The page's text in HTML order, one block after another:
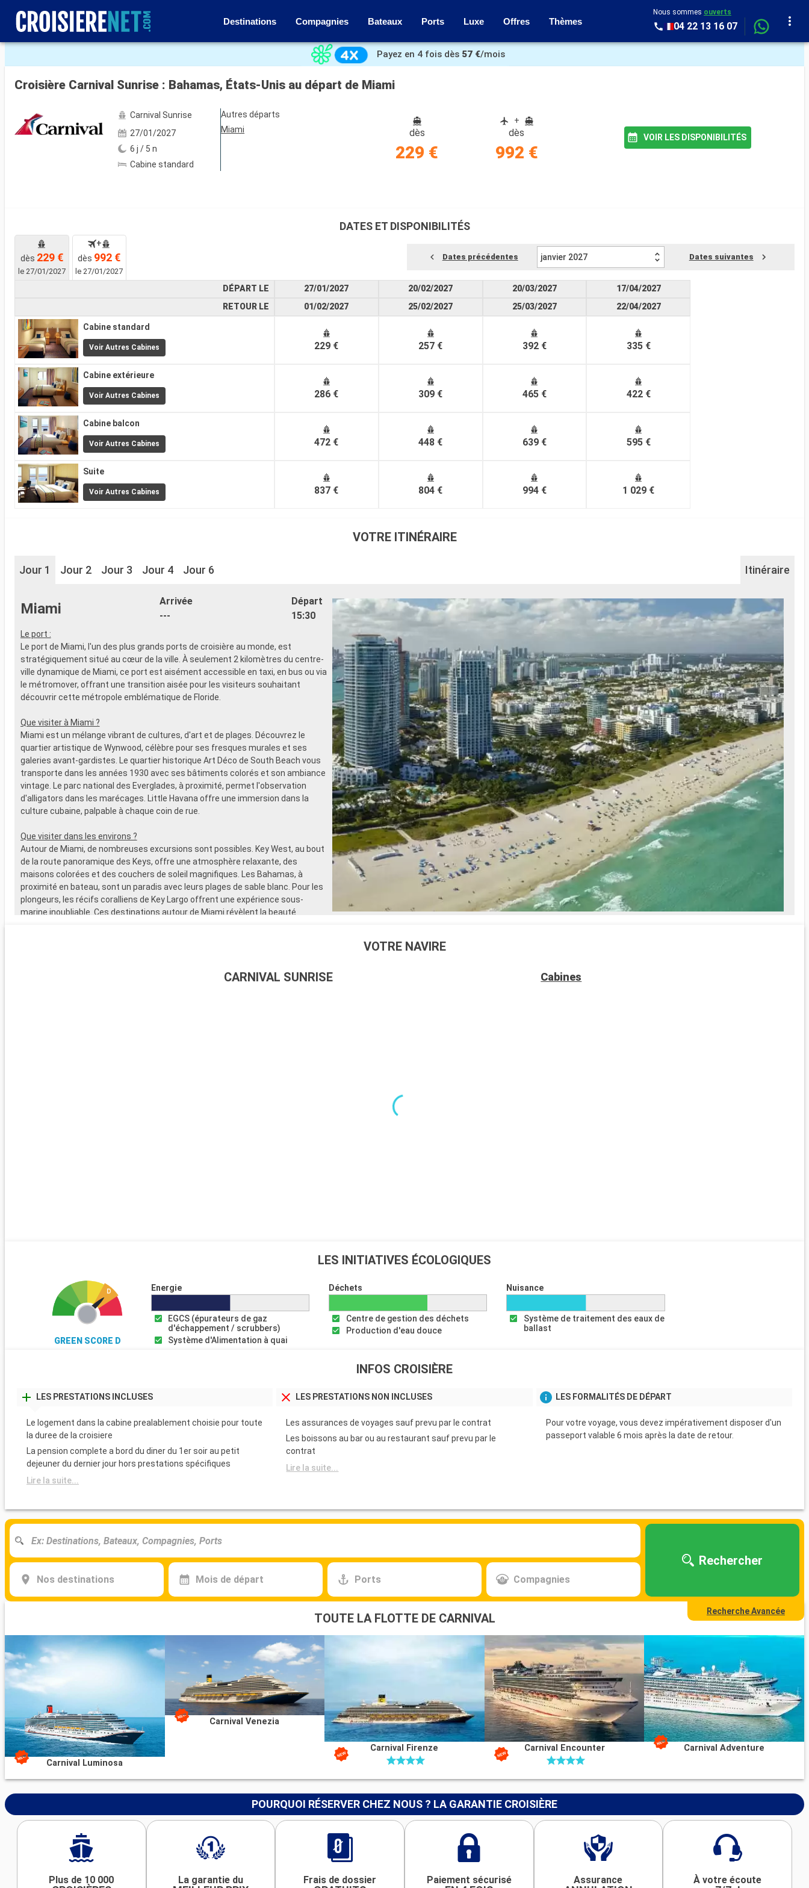
Destinations Compagnies Bateaux Ports Luxe Offres Thèmes
Nous sommes ouverts
04 22 13 16 07
Voir les 4 autres photos
Payez en 4 fois dès57 €/mois
Croisière Carnival Sunrise : Bahamas, États-Unis au départ de Miami
Carnival Sunrise
27/01/2027
6 j / 5 n
Cabine standard
Autres départs
Miami
dès
229 €
+
dès
992 €
VOIR LES DISPONIBILITÉS
DATES ET DISPONIBILITÉS
dès 229 €
le 27/01/2027
+
dès 992 €
le 27/01/2027
Dates précédentes janvier 2027 Dates suivantes
DÉPART LE
RETOUR LE
Cabine standard
Voir Autres Cabines
Cabine extérieure
Voir Autres Cabines
Cabine balcon
Voir Autres Cabines
Suite
Voir Autres Cabines
27/01/2027
01/02/2027
229 €
286 €
472 €
837 €
20/02/2027
25/02/2027
257 €
309 €
448 €
804 €
20/03/2027
25/03/2027
392 €
465 €
639 €
994 €
17/04/2027
22/04/2027
335 €
422 €
595 €
1 029 €
VOTRE ITINÉRAIRE
Jour 1 Jour 2 Jour 3 Jour 4 Jour 6 Itinéraire
Miami
Arrivée
---
Départ
15:30
Le port :
Le port de Miami, l'un des plus grands ports de croisière au monde, est
stratégiquement situé au cœur de la ville. À seulement 2 kilomètres du centre-
ville dynamique de Miami, ce port est aisément accessible en taxi, en bus ou via
le métromover, offrant une transition aisée pour les visiteurs souhaitant
découvrir cette métropole emblématique de Floride.
Que visiter à Miami ?
Miami est un mélange vibrant de cultures, d'art et de plages. Découvrez le
quartier artistique de Wynwood, célèbre pour ses fresques murales et ses
galeries avant-gardistes. Le quartier historique Art Déco de South Beach vous
transporte dans les années 1930 avec ses bâtiments colorés et son ambiance
vintage. Le parc national des Everglades, à proximité, permet l'observation
d'alligators dans les marécages. Little Havana offre une immersion dans la
culture cubaine, palpable à chaque coin de rue.
Que visiter dans les environs ?
Autour de Miami, de nombreuses excursions sont possibles. Key West, au bout
de la route panoramique des Keys, offre une atmosphère relaxante, des
maisons colorées et des couchers de soleil magnifiques. Les Bahamas, à
proximité en bateau, sont un paradis avec leurs plages de sable blanc. Pour les
plongeurs, les récifs coralliens de Key Largo offrent une expérience sous-
marine inoubliable. Ces destinations autour de Miami révèlent la beauté
VOTRE NAVIRE
CARNIVAL SUNRISE Cabines
LES INITIATIVES ÉCOLOGIQUES
GREEN SCORE D
Energie
EGCS (épurateurs de gaz
d'échappement / scrubbers)
Système d'Alimentation à quai
Déchets
Centre de gestion des déchets
Production d'eau douce
Nuisance
Système de traitement des eaux de
ballast
INFOS CROISIÈRE
LES PRESTATIONS INCLUSES
Le logement dans la cabine prealablement choisie pour toute
la duree de la croisiere
La pension complete a bord du diner du 1er soir au petit
dejeuner du dernier jour hors prestations spécifiques
Lire la suite...
LES PRESTATIONS NON INCLUSES
Les assurances de voyages sauf prevu par le contrat
Les boissons au bar ou au restaurant sauf prevu par le
contrat
Lire la suite...
LES FORMALITÉS DE DÉPART
Pour votre voyage, vous devez impérativement disposer d'un
passeport valable 6 mois après la date de retour.
Nos destinations Mois de départ Ports Compagnies
Rechercher
Recherche Avancée
TOUTE LA FLOTTE DE CARNIVAL
Carnival Luminosa
Carnival Venezia
Carnival Firenze Carnival Encounter Carnival Adventure
POURQUOI RÉSERVER CHEZ NOUS ? LA GARANTIE CROISIÈRE
Plus de 10 000 La garantie du Frais de dossier Paiement sécurisé Assurance À votre écoute